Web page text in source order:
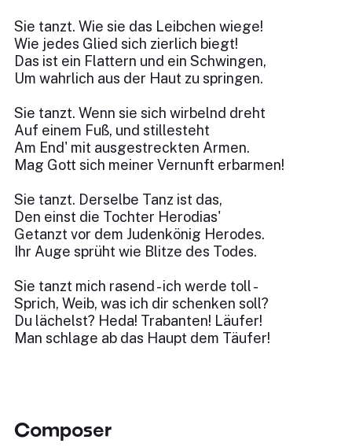
Sie tanzt. Wie sie das Leibchen wiege!
Wie jedes Glied sich zierlich biegt!
Das ist ein Flattern und ein Schwingen,
Um wahrlich aus der Haut zu springen.
Sie tanzt. Wenn sie sich wirbelnd dreht
Auf einem Fuß, und stillesteht
Am End' mit ausgestreckten Armen.
Mag Gott sich meiner Vernunft erbarmen!
Sie tanzt. Derselbe Tanz ist das,
Den einst die Tochter Herodias'
Getanzt vor dem Judenkönig Herodes.
Ihr Auge sprüht wie Blitze des Todes.
Sie tanzt mich rasend - ich werde toll -
Sprich, Weib, was ich dir schenken soll?
Du lächelst? Heda! Trabanten! Läufer!
Man schlage ab das Haupt dem Täufer!
Composer